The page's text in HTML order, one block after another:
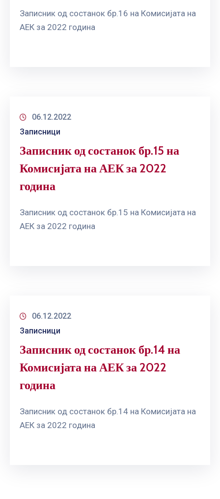
Записник од состанок бр.16 на Комисијата на
АЕК за 2022 година
06.12.2022
Записници
Записник од состанок бр.15 на
Комисијата на АЕК за 2022
година
Записник од состанок бр.15 на Комисијата на
АЕК за 2022 година
06.12.2022
Записници
Записник од состанок бр.14 на
Комисијата на АЕК за 2022
година
Записник од состанок бр.14 на Комисијата на
АЕК за 2022 година